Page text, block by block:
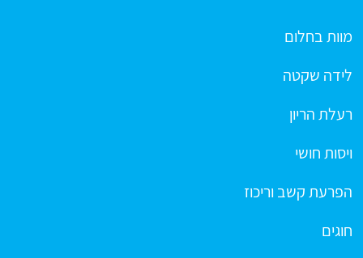
מוות בחלום
לידה שקטה
רעלת הריון
ויסות חושי
הפרעת קשב וריכוז
חוגים